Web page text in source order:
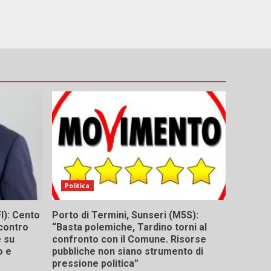
Cento
su
e
Politica
Porto di Termini, Sunseri (M5S):
“Basta polemiche, Tardino torni al
confronto con il Comune. Risorse
pubbliche non siano strumento di
pressione politica”